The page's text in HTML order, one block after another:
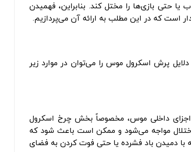
یا حتی بازی‌ها را مختل کند. بنابراین، فهمیدن
است که در این مطلب به ارائه آن می‌پردازیم.
پرش اسکرول موس را می‌توان در موارد زیر
اجزای داخلی موس، مخصوصاً بخش چرخ اسکرول
مواجه می‌شود و ممکن است باعث شود که
که با دمیدن باد فشرده یا حتی فوت کردن به فضای